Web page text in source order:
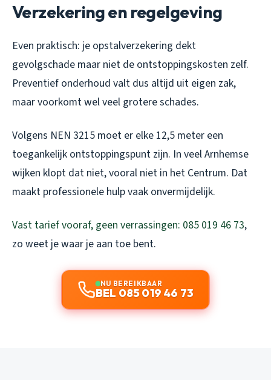
Verzekering en regelgeving
Even praktisch: je opstalverzekering dekt
gevolgschade maar niet de ontstoppingskosten zelf.
Preventief onderhoud valt dus altijd uit eigen zak,
maar voorkomt wel veel grotere schades.
Volgens NEN 3215 moet er elke 12,5 meter een
toegankelijk ontstoppingspunt zijn. In veel Arnhemse
wijken klopt dat niet, vooral niet in het Centrum. Dat
maakt professionele hulp vaak onvermijdelijk.
Vast tarief vooraf, geen verrassingen: 085 019 46 73,
zo weet je waar je aan toe bent.
NU BEREIKBAAR
BEL 085 019 46 73